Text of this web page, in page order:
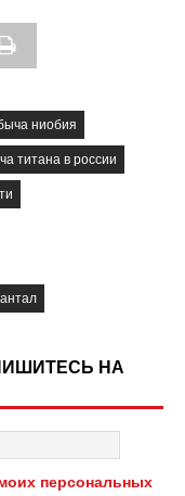
ниобия
титана в россии
НА
персональных